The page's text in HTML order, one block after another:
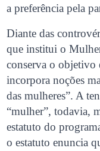
a preferência pela
Diante das
que institui o
conserva o objetivo
incorpora noções
das mulheres”. A
“mulher”, todavia,
estatuto do
o estatuto enuncia